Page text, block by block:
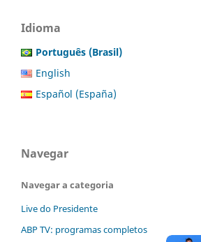
Idioma
Português (Brasil)
English
Español (España)
Navegar
Navegar a categoria
Live do Presidente
ABP TV: programas completos